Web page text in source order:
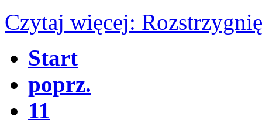
Czytaj więcej:
Start
poprz.
11